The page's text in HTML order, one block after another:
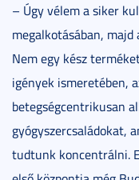
– Úgy vélem a siker
megalkotásában,
Nem egy kész
igények ismeretében,
betegségcentrikusan
gyógyszercsaládokat,
tudtunk koncentrálni.